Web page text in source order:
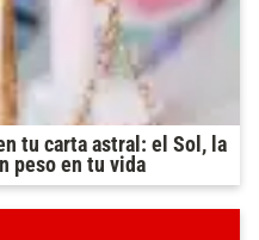
tu carta astral: el Sol, la
peso en tu vida